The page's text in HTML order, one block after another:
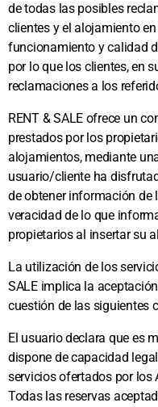
de todas las posibles
clientes y el alojamiento
funcionamiento y calidad
por lo que los clientes, en
reclamaciones a los
RENT & SALE ofrece un
prestados por los
alojamientos, mediante
usuario/cliente ha
de obtener información de
veracidad de lo que
propietarios al insertar su
La utilización de los
SALE implica la
cuestión de las siguientes
El usuario declara que es
dispone de capacidad
servicios ofertados por los
Todas las reservas